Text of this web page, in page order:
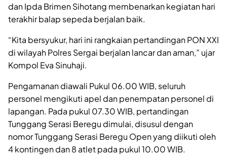
dan Ipda Brimen Sihotang membenarkan kegiatan hari
terakhir balap sepeda berjalan baik.
“Kita bersyukur, hari ini rangkaian pertandingan PON XXI
di wilayah Polres Sergai berjalan lancar dan aman,” ujar
Kompol Eva Sinuhaji.
Pengamanan diawali Pukul 06.00 WIB, seluruh
personel mengikuti apel dan penempatan personel di
lapangan. Pada pukul 07.30 WIB, pertandingan
Tunggang Serasi Beregu dimulai, disusul dengan
nomor Tunggang Serasi Beregu Open yang diikuti oleh
4 kontingen dan 8 atlet pada pukul 10.00 WIB.